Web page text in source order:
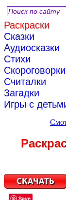
Раскраски
Сказки
Аудиосказки
Стихи
Скороговорки
Считалки
Загадки
Игры с
Save